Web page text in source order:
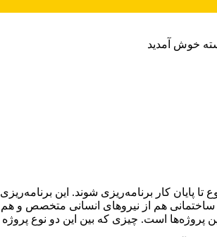
خوش آمدید
پایان کار برنامه‌ریزی شوند. این
ساختمانی هم از نیروهای انسانی متخصص
پروژه‌ها است. چیزی که بین این دو نوع